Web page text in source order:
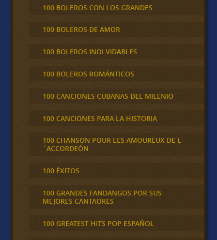
100 BOLEROS CON LOS GRANDES
100 BOLEROS DE AMOR
100 BOLEROS INOLVIDABLES
100 BOLEROS ROMÁNTICOS
100 CANCIONES CUBANAS DEL MILENIO
100 CANCIONES PARA LA HISTORIA
100 CHANSON POUR LES AMOUREUX DE L
´ACCORDEÓN
100 ÉXITOS
100 GRANDES FANDANGOS POR SUS
MEJORES CANTAORES
100 GREATEST HITS POP ESPAÑOL